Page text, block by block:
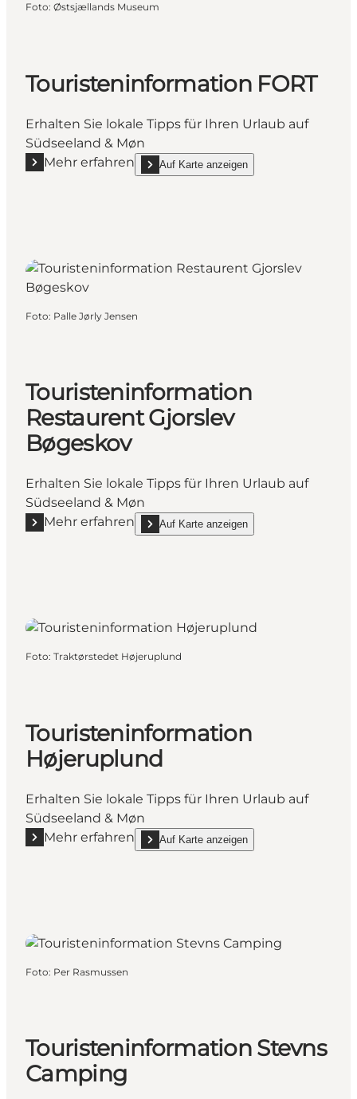
Foto: Østsjællands Museum
Touristeninformation FORT
Erhalten Sie lokale Tipps für Ihren Urlaub auf
Südseeland & Møn
Mehr erfahren
Mehr erfahren "Touristeninformation FORT"
Auf Karte anzeigen
show Touristeninformation FORT on_map
Foto: Palle Jørly Jensen
Touristeninformation
Restaurent Gjorslev
Bøgeskov
Erhalten Sie lokale Tipps für Ihren Urlaub auf
Südseeland & Møn
Mehr erfahren
Mehr erfahren "Touristeninformation Restaurent
Auf Karte anzeigen
show Touristeninformation Restaurent
Foto: Traktørstedet Højeruplund
Touristeninformation
Højeruplund
Erhalten Sie lokale Tipps für Ihren Urlaub auf
Südseeland & Møn
Mehr erfahren
Mehr erfahren "Touristeninformation Højeruplund"
Auf Karte anzeigen
show Touristeninformation Højeruplund
Foto: Per Rasmussen
Touristeninformation Stevns
Camping